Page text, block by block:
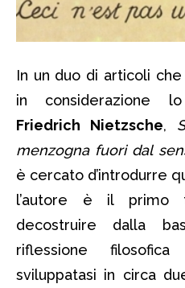
In un duo di articoli
in considerazione
Friedrich Nietzsche,
menzogna fuori dal
è cercato d’introdurre
l’autore è il primo
decostruire dalla
riflessione filosofica
sviluppatasi in circa